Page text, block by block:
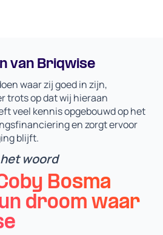
van Briqwise
waar zij goed in zijn,
trots op dat wij hieraan
veel kennis opgebouwd op het
en zorgt ervoor
blijft.
woord
Bosma
droom waar